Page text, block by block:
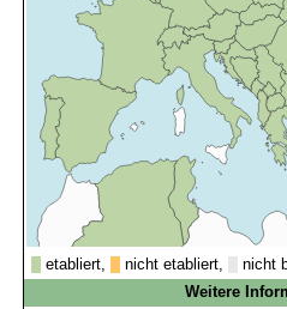
etabliert, nicht etabliert,
nicht
Weitere